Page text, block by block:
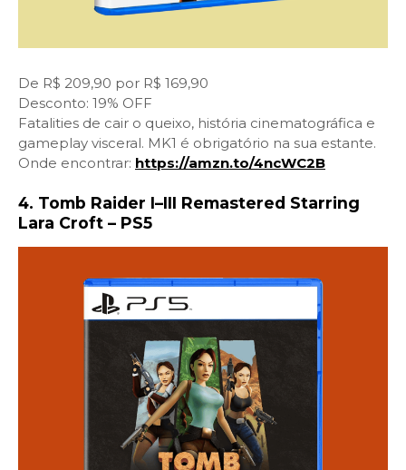
De R$ 209,90 por R$ 169,90
Desconto: 19% OFF
Fatalities de cair o queixo, história cinematográfica e
gameplay visceral. MK1 é obrigatório na sua estante.
Onde encontrar: https://amzn.to/4ncWC2B
4. Tomb Raider I–III Remastered Starring
Lara Croft – PS5